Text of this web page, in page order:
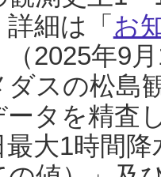
細は「 お
2025年9月
ダスの松島
ータを精査
最大1時間